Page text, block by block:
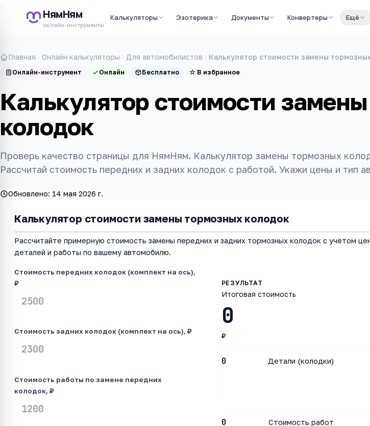
НямНям
онлайн-инструменты
Калькуляторы Эзотерика Документы Конвертеры Ещё
Главная Онлайн калькуляторы Для автомобилистов Калькулятор стоимости замены
Онлайн-инструмент Онлайн Бесплатно ☆ В избранное
Калькулятор стоимости
колодок
Проверь качество страницы для НямНям. Калькулятор замены тормозных
Рассчитай стоимость передних и задних колодок с работой. Укажи цены и тип
Обновлено: 14 мая 2026 г.
Калькулятор стоимости замены тормозных колодок
Рассчитайте примерную стоимость замены передних и задних тормозных колодок с учётом
деталей и работы по вашему автомобилю.
Стоимость передних колодок (комплект на ось),
₽
Стоимость задних колодок (комплект на ось), ₽
Стоимость работы по замене передних
колодок, ₽
0
Итоговая стоимость
₽
0 Детали (колодки)
0 Стоимость работ